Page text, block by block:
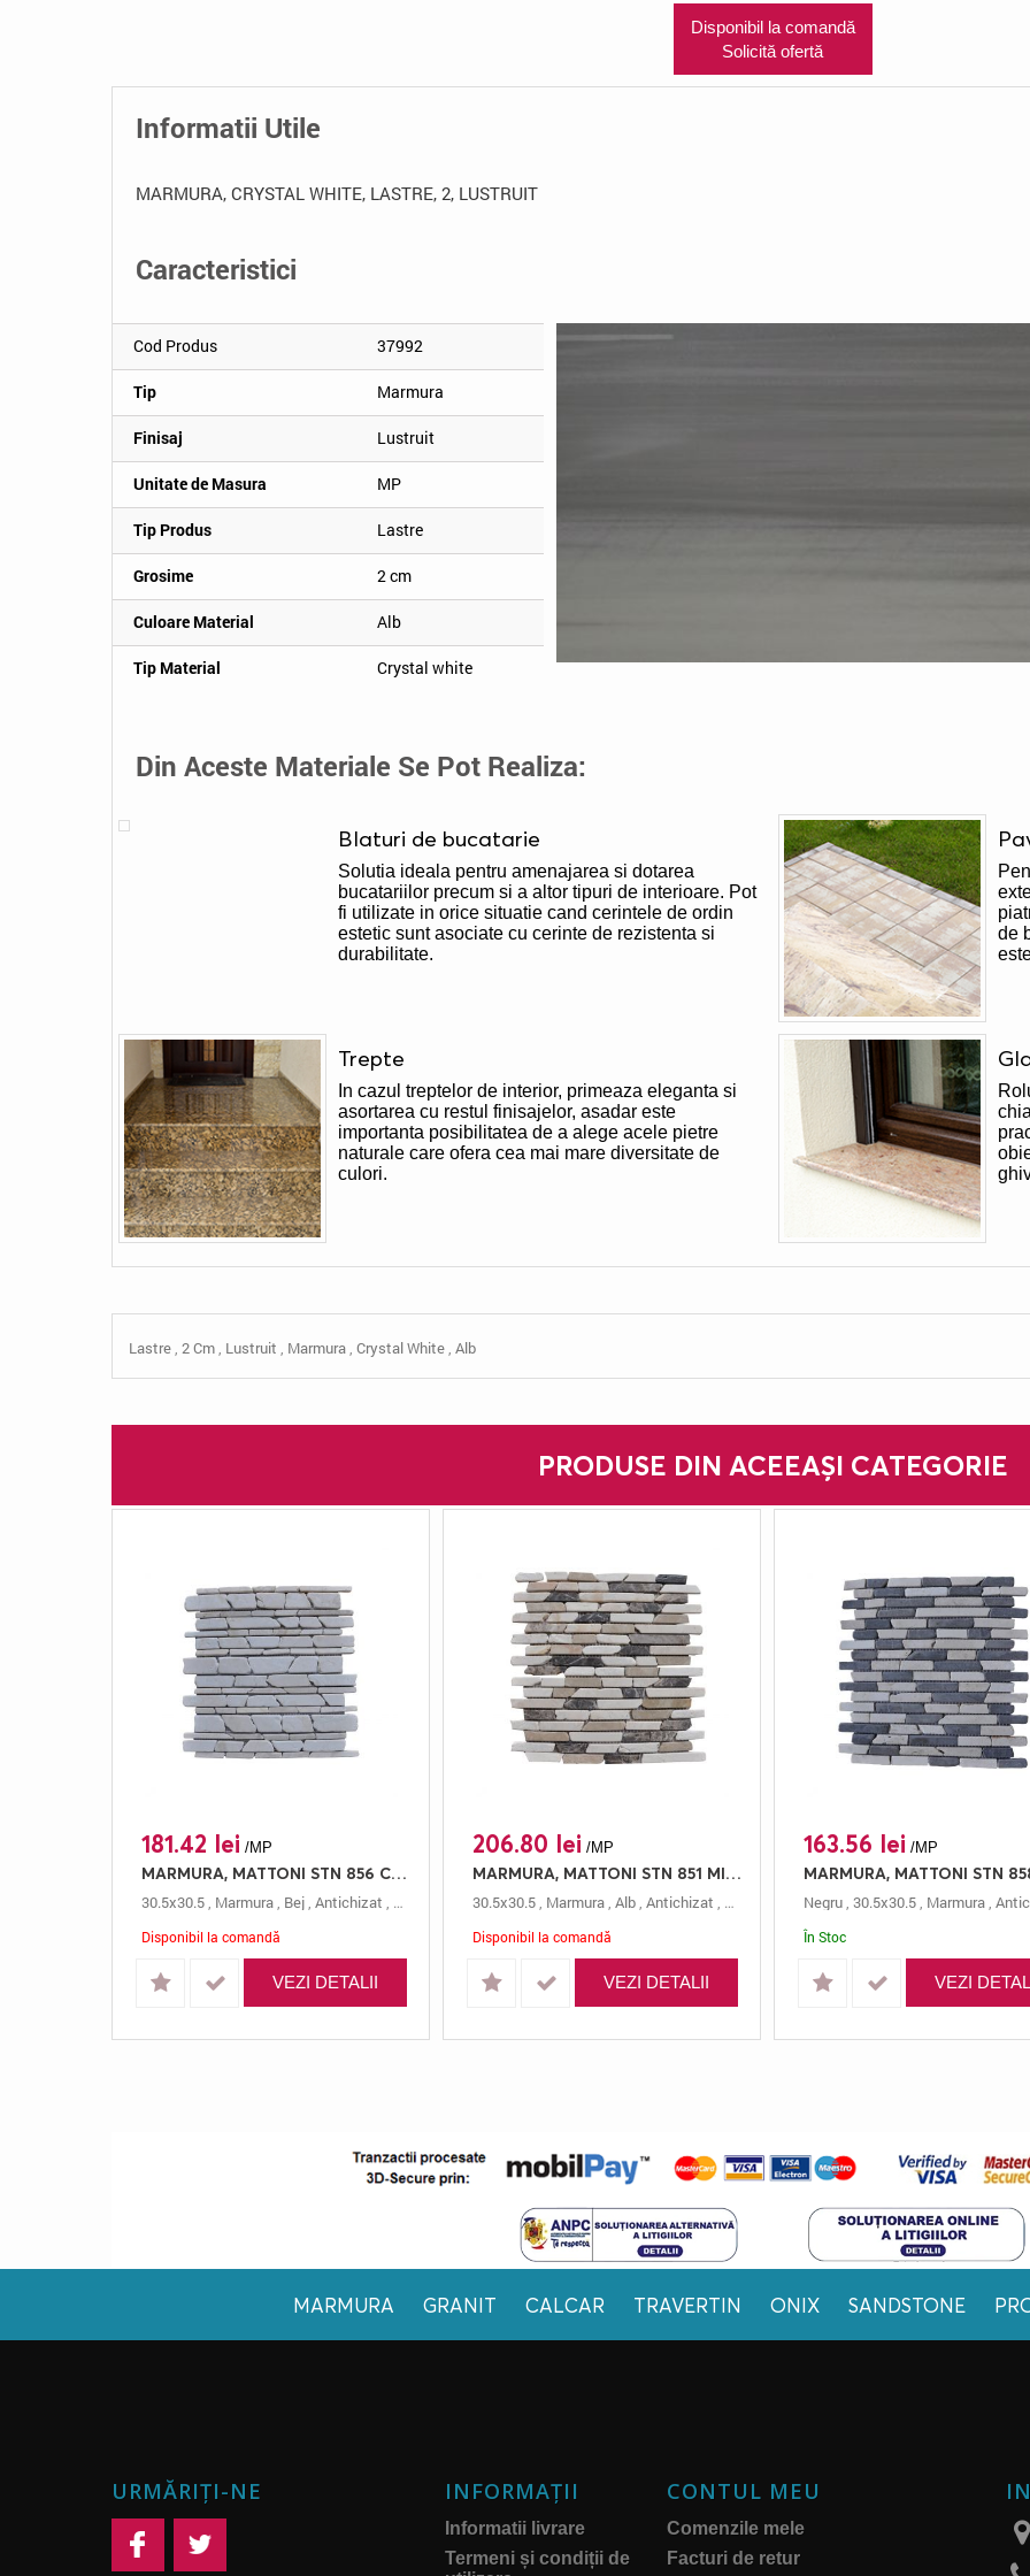
Disponibil la comandă
Solicită ofertă
Informatii Utile
MARMURA, CRYSTAL WHITE, LASTRE, 2, LUSTRUIT
Caracteristici
Cod Produs 37992
Tip Marmura
Finisaj Lustruit
Unitate de Masura MP
Tip Produs Lastre
Grosime 2 cm
Culoare Material Alb
Tip Material Crystal white
Din Aceste Materiale Se Pot Realiza:
Blaturi de bucatarie
Solutia ideala pentru amenajarea si dotarea
bucatariilor precum si a altor tipuri de interioare. Pot
fi utilizate in orice situatie cand cerintele de ordin
estetic sunt asociate cu cerinte de rezistenta si
durabilitate.
de
Trepte
In cazul treptelor de interior, primeaza eleganta si
asortarea cu restul finisajelor, asadar este
importanta posibilitatea de a alege acele pietre
naturale care ofera cea mai mare diversitate de
culori.
Lastre, 2 Cm, Lustruit , Marmura, Crystal White, Alb
PRODUSE DIN ACEEAȘI CATEGORIE
181.42 lei /MP
MARMURA, MATTONI STN 856 CREAM, MOZAIC, 30.5X30.5, 0.5, ANTICHIZAT
30.5x30.5, Marmura, Bej, Antichizat , Mozaic 0.5 Cm,Mattoni
Disponibil la comandă
VEZI DETALII
206.80 lei /MP
MARMURA, MATTONI STN 851 MIX EMPERADOR, MOZAIC, 30.5X30.5, 0.5, ANTICHIZAT
30.5x30.5, Marmura, Alb, Antichizat , Mozaic 0.5 Cm,Mattoni
Disponibil la comandă
VEZI DETALII
163.56 lei /MP
Negru, 30.5x30.5, Marmura,
În Stoc
VEZI
MARMURA GRANIT CALCAR TRAVERTIN ONIX SANDSTONE
URMĂRIȚI-NE INFORMAŢII
Informatii livrare
Termeni și condiții de
CONTUL MEU
Comenzile mele
Facturi de retur